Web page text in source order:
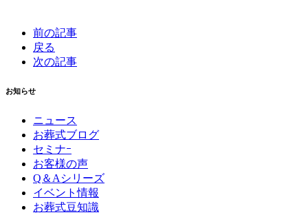
前の記事
戻る
次の記事
お知らせ
ニュース
お葬式ブログ
セミナｰ
お客様の声
Q＆Aシリーズ
イベント情報
お葬式豆知識